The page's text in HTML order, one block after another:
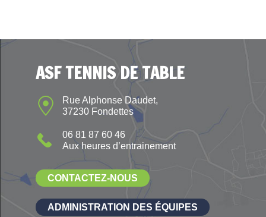
ASF TENNIS DE TABLE
Rue Alphonse Daudet,
37230 Fondettes
06 81 87 60 46
Aux heures d’entrainement
CONTACTEZ-NOUS
ADMINISTRATION DES ÉQUIPES